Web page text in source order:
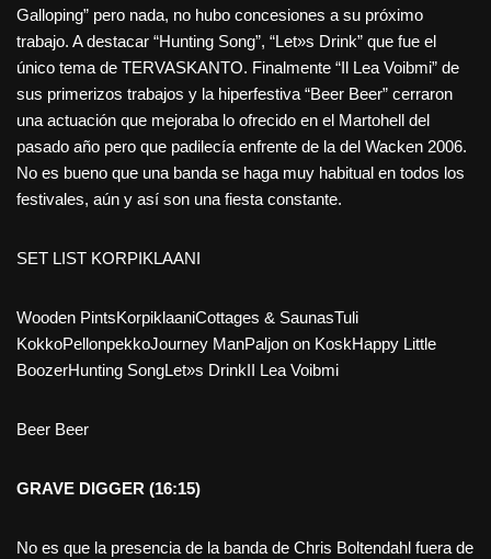
Galloping” pero nada, no hubo concesiones a su próximo
trabajo. A destacar “Hunting Song”, “Let»s Drink” que fue el
único tema de TERVASKANTO. Finalmente “Il Lea Voibmi” de
sus primerizos trabajos y la hiperfestiva “Beer Beer” cerraron
una actuación que mejoraba lo ofrecido en el Martohell del
pasado año pero que padilecía enfrente de la del Wacken 2006.
No es bueno que una banda se haga muy habitual en todos los
festivales, aún y así son una fiesta constante.
SET LIST KORPIKLAANI
Wooden PintsKorpiklaaniCottages & SaunasTuli
KokkoPellonpekkoJourney ManPaljon on KoskHappy Little
BoozerHunting SongLet»s DrinkII Lea Voibmi
Beer Beer
GRAVE DIGGER (16:15)
No es que la presencia de la banda de Chris Boltendahl fuera de